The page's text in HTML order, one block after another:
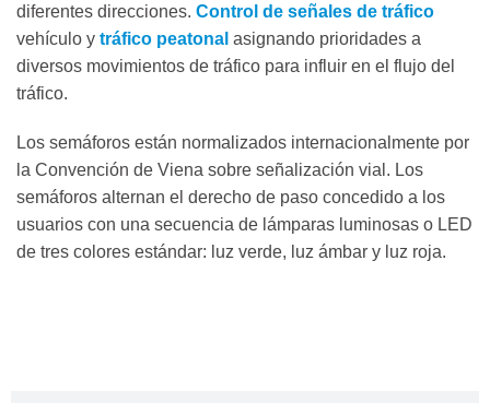
diferentes direcciones. Control de señales de tráfico
vehículo y tráfico peatonal asignando prioridades a
diversos movimientos de tráfico para influir en el flujo del
tráfico.
Los semáforos están normalizados internacionalmente por
la Convención de Viena sobre señalización vial. Los
semáforos alternan el derecho de paso concedido a los
usuarios con una secuencia de lámparas luminosas o LED
de tres colores estándar: luz verde, luz ámbar y luz roja.